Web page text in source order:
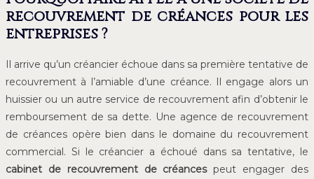
recouvrement de créances pour les
entreprises ?
Il arrive qu’un créancier échoue dans sa première tentative de
recouvrement à l’amiable d’une créance. Il engage alors un
huissier ou un autre service de recouvrement afin d’obtenir le
remboursement de sa dette. Une agence de recouvrement
de créances opère bien dans le domaine du recouvrement
commercial. Si le créancier a échoué dans sa tentative, le
cabinet de recouvrement de créancespeut engager des